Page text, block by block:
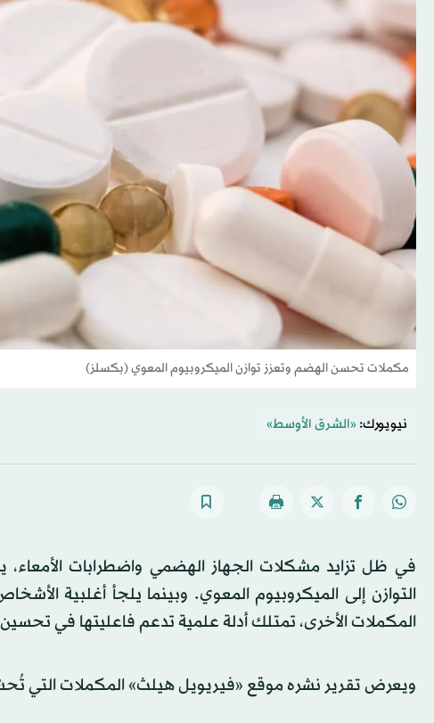
مكملات تحسن الهضم وتعزز توازن الميكروبيوم المعوي (بكسلز)
نيويورك: «الشرق الأوسط»
في ظل تزايد مشكلات الجهاز الهضمي واضطرابات
التوازن إلى الميكروبيوم المعوي. وبينما يلجأ أغلبية
المكملات الأخرى، تمتلك أدلة علمية تدعم فاعليتها في
ويعرض تقرير نشره موقع «فيريويل هيلث» المكملات التي